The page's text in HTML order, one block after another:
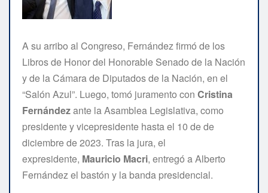
A su arribo al Congreso, Fernández firmó de los
Libros de Honor del Honorable Senado de la Nación
y de la Cámara de Diputados de la Nación, en el
“Salón Azul”. Luego, tomó juramento con Cristina
Fernándezante la Asamblea Legislativa, como
presidente y vicepresidente hasta el 10 de de
diciembre de 2023. Tras la jura, el
expresidente, Mauricio Macri, entregó a Alberto
Fernández el bastón y la banda presidencial.